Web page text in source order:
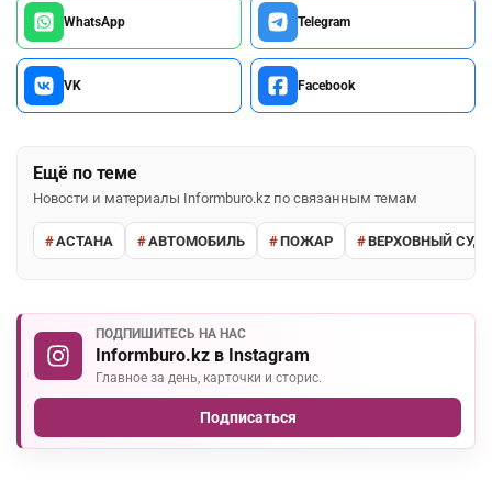
WhatsApp Telegram
VK Facebook
Ещё по теме
Новости и материалы Informburo.kz по связанным темам
АСТАНА АВТОМОБИЛЬ ПОЖАР ВЕРХОВНЫЙ СУД
ПОДПИШИТЕСЬ НА НАС
Informburo.kz в Instagram
Главное за день, карточки и сторис.
Подписаться